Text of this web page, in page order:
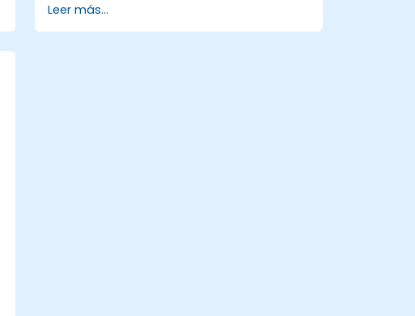
Desarrollar una aplicación de
inteligencia artificial completa para
Leer más...